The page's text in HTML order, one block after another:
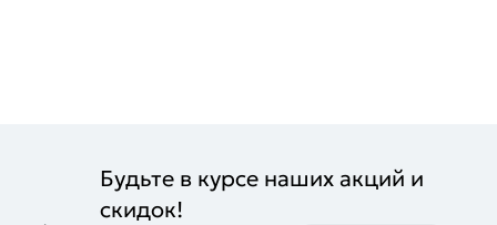
Будьте в курсе наших акций и
скидок!